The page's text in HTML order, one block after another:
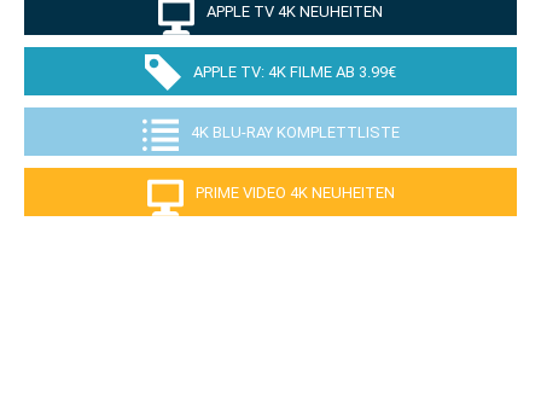
APPLE TV 4K NEUHEITEN
APPLE TV: 4K FILME AB 3.99€
4K BLU-RAY KOMPLETTLISTE
PRIME VIDEO 4K NEUHEITEN